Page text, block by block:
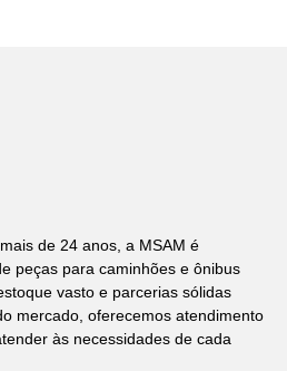
de 24 anos, a MSAM é
peças para caminhões e ônibus
vasto e parcerias sólidas
mercado, oferecemos atendimento
às necessidades de cada